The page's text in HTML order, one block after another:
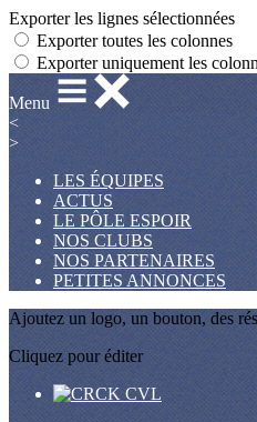
Exporter les lignes sélectionnées
Exporter toutes les colonnes
Exporter uniquement les
Menu
<
>
LES ÉQUIPES
ACTUS
LE PÔLE ESPOIR
NOS CLUBS
NOS PARTENAIRES
PETITES ANNONCES
Ajoutez un logo, un bouton, des
Cliquez pour éditer